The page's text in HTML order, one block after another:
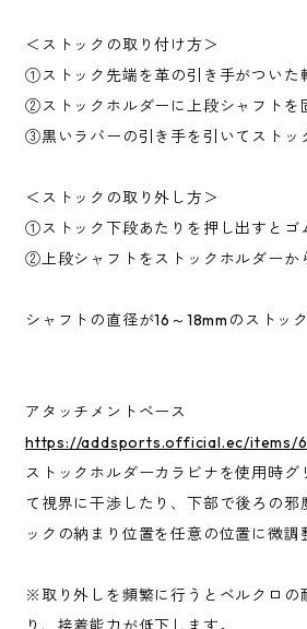
＜ストックの取り付け方＞
①ストック先端を革の引き手がついた
②ストックホルダーに上段シャフトを
③黒いラバーの引き手を引いてストッ
＜ストックの取り外し方＞
①ストック下段あたりを押し出すとゴ
②上段シャフトをストックホルダーか
シャフトの直径が16～18mmのストッ
アタッチメントベース
https://addsports.official.ec/items/
ストックホルダーカラビナを使用時
て視界に干渉したり、下部で後ろの邪
ックの納まり位置を任意の位置に微調
※取り外しを頻繁に行うとベルクロの